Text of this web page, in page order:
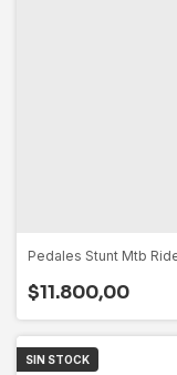
Pedales Stunt Mtb
$11.800,00
SIN STOCK